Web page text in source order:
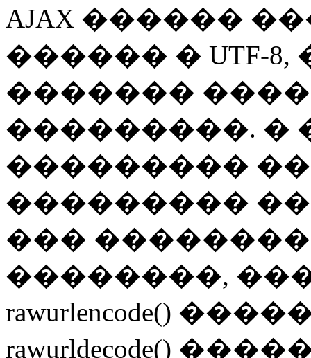
AJAX ������
������ � UTF-
�������
���������. �
���������
���������
���
��������,
rawurlencode()
rawurldecode()